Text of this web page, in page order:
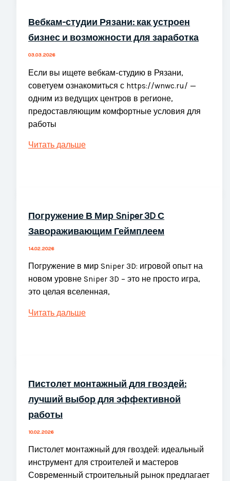
программы:
лучшие
офферы
и
Вебкам-студии Рязани: как устроен
бизнес и возможности для заработка
03.03.2026
Если вы ищете вебкам-студию в Рязани,
советуем ознакомиться с https://wnwc.ru/ —
одним из ведущих центров в регионе,
предоставляющим комфортные условия для
работы
Вебкам-
и
возможности
для
Читать дальше
Погружение В Мир Sniper 3D С
Завораживающим Геймплеем
14.02.2026
Погружение в мир Sniper 3D: игровой опыт на
новом уровне Sniper 3D – это не просто игра,
это целая вселенная,
Погружение
Завораживающим
Геймплеем
Читать дальше
Пистолет монтажный для гвоздей:
лучший выбор для эффективной
работы
10.02.2026
Пистолет монтажный для гвоздей: идеальный
инструмент для строителей и мастеров
Современный строительный рынок предлагает